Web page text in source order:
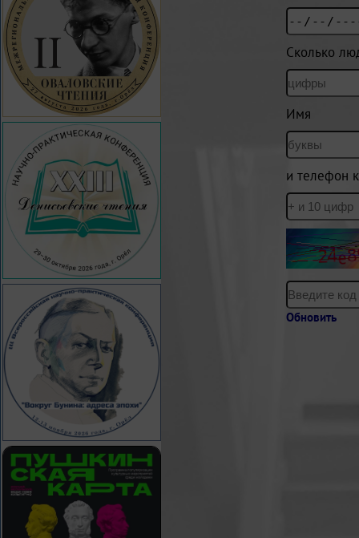
Сколько
Имя
и телефон
Обновить